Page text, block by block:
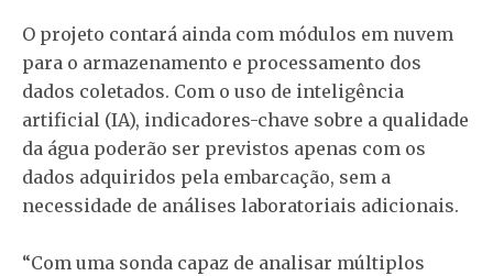
O projeto contará ainda com módulos em nuvem
para o armazenamento e processamento dos
dados coletados. Com o uso de inteligência
artificial (IA), indicadores-chave sobre a qualidade
da água poderão ser previstos apenas com os
dados adquiridos pela embarcação, sem a
necessidade de análises laboratoriais adicionais.
“Com uma sonda capaz de analisar múltiplos